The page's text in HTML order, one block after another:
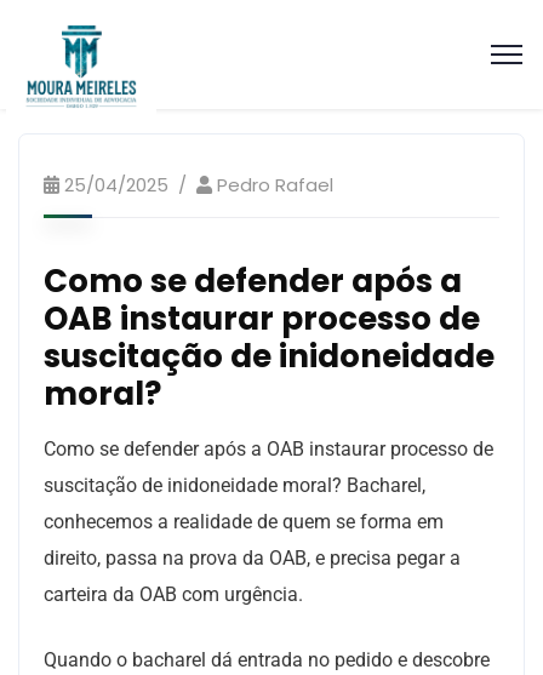
25/04/2025 Pedro Rafael
Como se defender após a
OAB instaurar processo de
suscitação de inidoneidade
moral?
Como se defender após a OAB instaurar processo de
suscitação de inidoneidade moral? Bacharel,
conhecemos a realidade de quem se forma em
direito, passa na prova da OAB, e precisa pegar a
carteira da OAB com urgência.
Quando o bacharel dá entrada no pedido e descobre